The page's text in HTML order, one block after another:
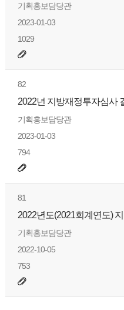
기획홍보담당관
2023-01-03
1029
82
2022년 지방재정투자심사
기획홍보담당관
2023-01-03
794
81
2022년도(2021회계연도)
기획홍보담당관
2022-10-05
753